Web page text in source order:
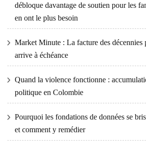
débloque davantage de soutien pour les
en ont le plus besoin
Market Minute : La facture des décennies
arrive à échéance
Quand la violence fonctionne :
politique en Colombie
Pourquoi les fondations de données se
et comment y remédier